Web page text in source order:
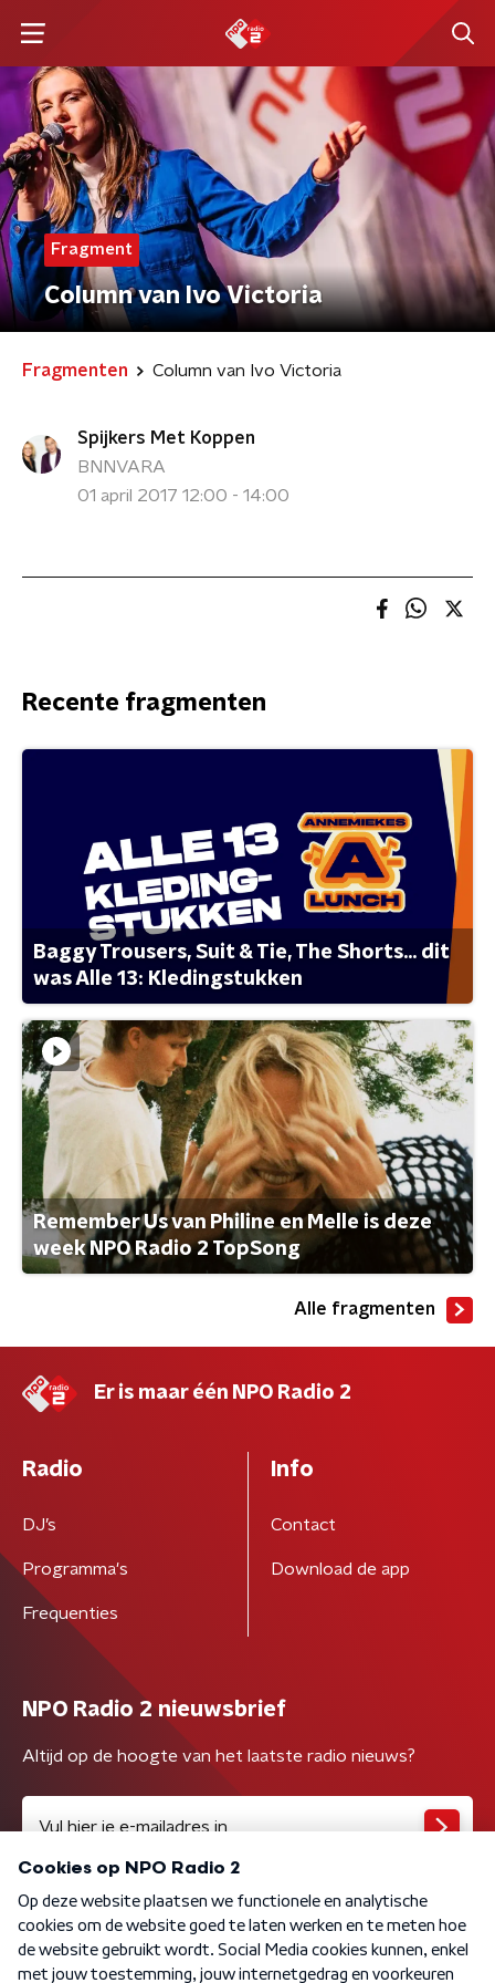
Fragment
Column van Ivo Victoria
Fragmenten Column van Ivo Victoria
Spijkers Met Koppen
BNNVARA
01 april 2017 12:00 - 14:00
Recente fragmenten
Baggy Trousers, Suit & Tie, The Shorts... dit
was Alle 13: Kledingstukken
Remember Us van Philine en Melle is deze
week NPO Radio 2 TopSong
Alle fragmenten
Er is maar één NPO Radio 2
Radio
DJ’s
Programma's
Frequenties
Info
Contact
Download de app
NPO Radio 2 nieuwsbrief
Altijd op de hoogte van het laatste radio nieuws?
Algemene voorwaarden